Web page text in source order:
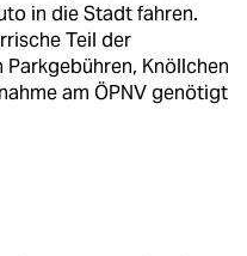
in die Stadt fahren.
Teil der
Knöllchen
am ÖPNV genötigt